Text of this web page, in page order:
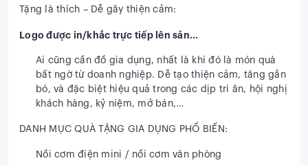
Tặng là thích – Dễ gây thiện cảm:
Logo được in/khắc trực tiếp lên sản...
Ai cũng cần đồ gia dụng, nhất là khi đó là món quà
bất ngờ từ doanh nghiệp. Dễ tạo thiện cảm, tăng gắn
bó, và đặc biệt hiệu quả trong các dịp tri ân, hội nghị
khách hàng, kỷ niệm, mở bán,…
DANH MỤC QUÀ TẶNG GIA DỤNG PHỔ BIẾN:
Nồi cơm điện mini / nồi cơm văn phòng